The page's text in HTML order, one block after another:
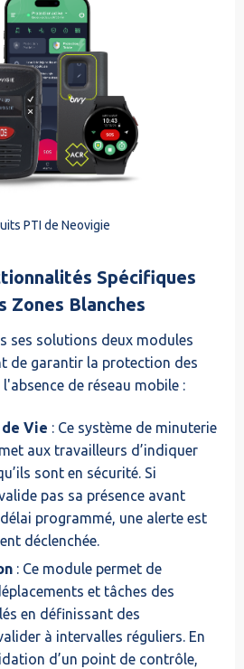
PTI de Neovigie
Spécifiques
Zones Blanches
ses solutions deux modules
de garantir la protection des
de réseau mobile :
Vie : Ce système de minuterie
aux travailleurs d’indiquer
sont en sécurité. Si
pas sa présence avant
programmé, une alerte est
déclenchée.
: Ce module permet de
et tâches des
en définissant des
à intervalles réguliers. En
d’un point de contrôle,